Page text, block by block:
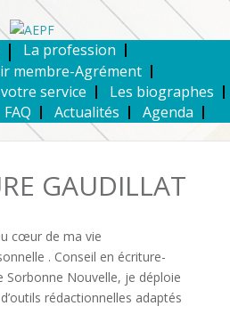
La profession
membre-Agrément
service
Les biographes
FAQ Actualités Agenda
GAUDILLAT
cœur de ma vie
. Conseil en écriture-
Sorbonne Nouvelle, je déploie
rédactionnelles adaptés